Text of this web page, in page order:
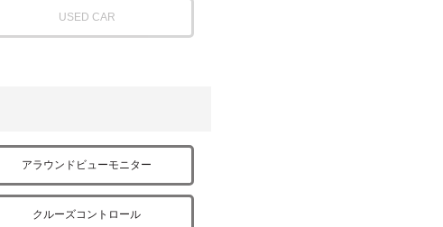
USED CAR
アラウンドビューモニター
クルーズコントロール